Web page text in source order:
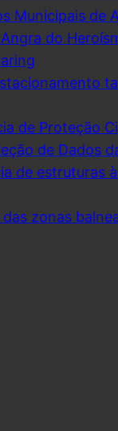
Municipais de
do
de Proteção
de Dados
de estruturas
zonas